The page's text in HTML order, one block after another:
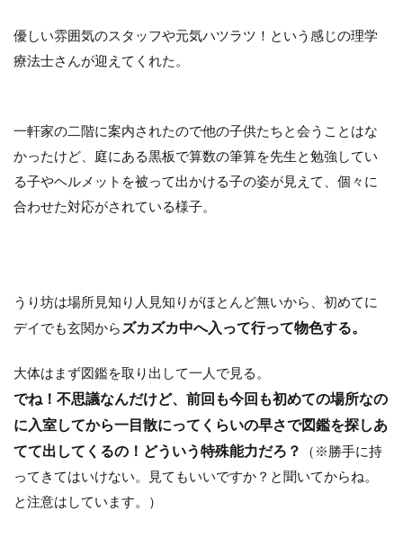
優しい雰囲気のスタッフや元気ハツラツ！という感じの理学
療法士さんが迎えてくれた。
一軒家の二階に案内されたので他の子供たちと会うことはな
かったけど、庭にある黒板で算数の筆算を先生と勉強してい
る子やヘルメットを被って出かける子の姿が見えて、個々に
合わせた対応がされている様子。
うり坊は場所見知り人見知りがほとんど無いから、初めてに
デイでも玄関から ズカズカ中へ入って行って物色する。
大体はまず図鑑を取り出して一人で見る。
でね！不思議なんだけど、前回も今回も初めての場所なの
に入室してから一目散にってくらいの早さで図鑑を探しあ
てて出してくるの！どういう特殊能力だろ？
（※勝手に持
ってきてはいけない。見てもいいですか？と聞いてからね。
と注意はしています。）